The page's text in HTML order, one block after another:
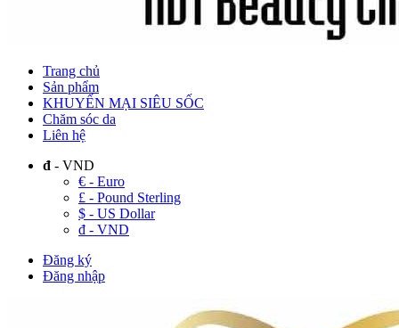
Trang chủ
Sản phẩm
KHUYẾN MẠI SIÊU SỐC
Chăm sóc da
Liên hệ
đ - VND
€ - Euro
£ - Pound Sterling
$ - US Dollar
đ - VND
Đăng ký
Đăng nhập